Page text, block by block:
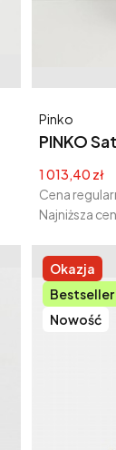
PINKO
Producent
Pinko
Cena
1 013,40 zł
Cena
Najniższa
Okazja
Bestseller
Nowość